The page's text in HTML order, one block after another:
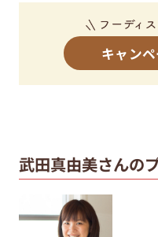
キャン
武田真由美さんの